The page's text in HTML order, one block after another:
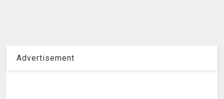
Advertisement